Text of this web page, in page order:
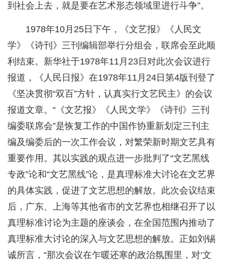
到社会上去，就是要在艺术形态领域里进行斗争”。
1978年10月25日下午，《文艺报》《人民文
学》《诗刊》三刊编辑部举行分组会，联席会至此顺
利结束。新华社于1978年11月23日对此次会议进行
报道，《人民日报》在1978年11月24日第4版刊登了
《坚决贯彻“双百”方针，认真实行文艺民主》的会议
报道文章。“《文艺报》《人民文学》《诗刊》三刊
编委联席会”是恢复工作的中国作协重新划定三刊主
编及编委后的一次工作会议，对繁荣新时期文艺具有
重要作用。其以实践的观点进一步批判了“文艺黑线
专政”论和“文艺黑线”论，是真理标准大讨论在文艺界
的具体实践，促进了文艺思想的解放。此次会议结束
后，广东、上海等其他省市的文艺界也相继召开了以
真理标准讨论为主题的座谈会，在全国范围内推动了
真理标准大讨论的深入与文艺思想的解放。正如刘锡
诚所言，“那次会议在乍暖还寒的政治氛围里，对‘文